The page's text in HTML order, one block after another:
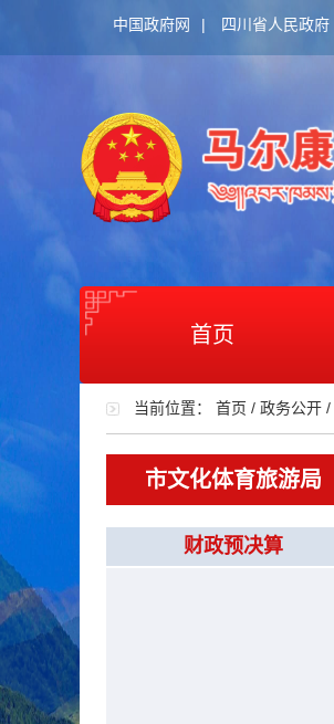
中国政府网 | 四川省人民政府
首页
当前位置： 首页 / 政务公开 /
市文化体育旅游局
财政预决算